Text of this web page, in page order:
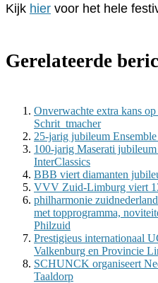
Kijk hier voor het hele
Gerelateerde
Onverwachte extra kans
Schrit_tmacher
25-jarig jubileum
100-jarig Maserati
InterClassics
BBB viert diamanten
VVV Zuid-Limburg viert
philharmonie
met topprogramma,
Philzuid
Prestigieus internationaal
Valkenburg en Provincie
SCHUNCK organiseert
Taaldorp